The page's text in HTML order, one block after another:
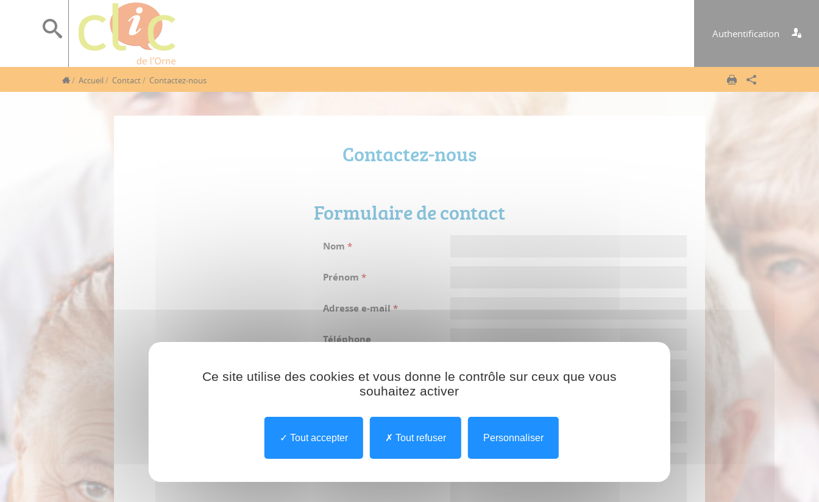
Authentification
Accueil Contact Contactez-nous
Contactez-nous
Formulaire de contact
Nom*
Prénom*
Adresse e-mail*
Téléphone
Adresse
Code Postal
Ce site utilise des cookies et vous donne le contrôle sur ceux que vous
souhaitez activer
Tout accepter Tout refuser Personnaliser